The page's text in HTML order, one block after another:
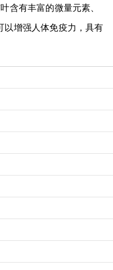
含有丰富的微量元素、
以增强人体免疫力，具有